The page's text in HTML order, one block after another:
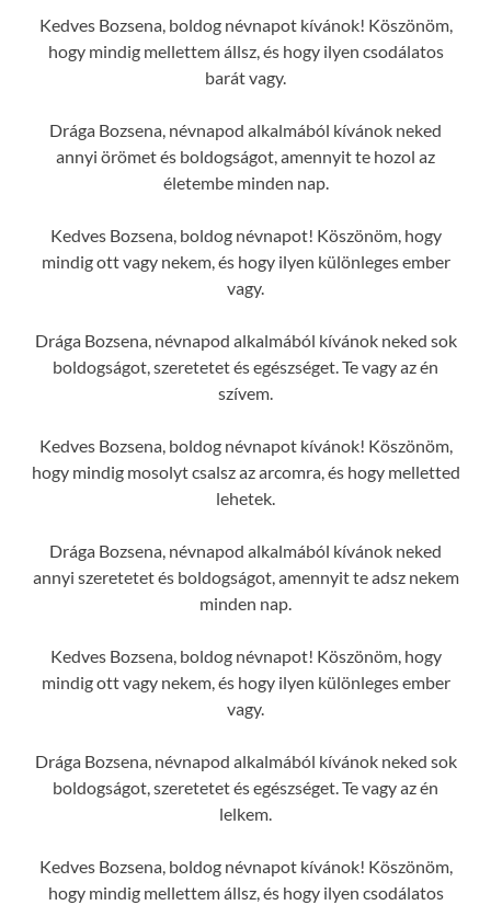
Kedves Bozsena, boldog névnapot kívánok! Köszönöm,
hogy mindig mellettem állsz, és hogy ilyen csodálatos
barát vagy.
Drága Bozsena, névnapod alkalmából kívánok neked
annyi örömet és boldogságot, amennyit te hozol az
életembe minden nap.
Kedves Bozsena, boldog névnapot! Köszönöm, hogy
mindig ott vagy nekem, és hogy ilyen különleges ember
vagy.
Drága Bozsena, névnapod alkalmából kívánok neked sok
boldogságot, szeretetet és egészséget. Te vagy az én
szívem.
Kedves Bozsena, boldog névnapot kívánok! Köszönöm,
hogy mindig mosolyt csalsz az arcomra, és hogy melletted
lehetek.
Drága Bozsena, névnapod alkalmából kívánok neked
annyi szeretetet és boldogságot, amennyit te adsz nekem
minden nap.
Kedves Bozsena, boldog névnapot! Köszönöm, hogy
mindig ott vagy nekem, és hogy ilyen különleges ember
vagy.
Drága Bozsena, névnapod alkalmából kívánok neked sok
boldogságot, szeretetet és egészséget. Te vagy az én
lelkem.
Kedves Bozsena, boldog névnapot kívánok! Köszönöm,
hogy mindig mellettem állsz, és hogy ilyen csodálatos